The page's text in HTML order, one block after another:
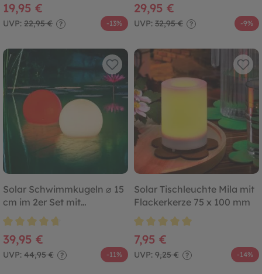
19,95 €
UVP: 22,95 € ? -13%
29,95 €
UVP: 32,95 € ? -9%
Solar Schwimmkugeln ⌀ 15
cm im 2er Set mit
Fernbedienung
39,95 €
UVP: 44,95 € ? -11%
Solar Tischleuchte Mila mit
Flackerkerze 75 x 100 mm
7,95 €
UVP: 9,25 € ? -14%